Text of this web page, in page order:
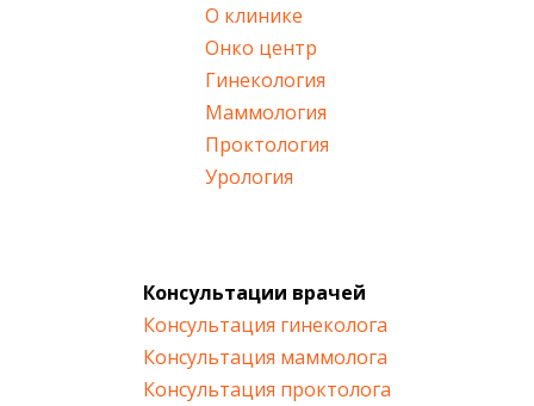
О клинике
Онко центр
Гинекология
Маммология
Проктология
Урология
Консультации врачей
Консультация гинеколога
Консультация маммолога
Консультация проктолога